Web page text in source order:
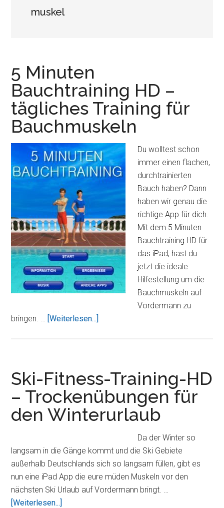
muskel
5 Minuten
Bauchtraining HD –
tägliches Training für
Bauchmuskeln
Du wolltest schon
immer einen flachen,
durchtrainierten
Bauch haben? Dann
haben wir genau die
richtige App für dich.
Mit dem 5 Minuten
Bauchtraining HD für
das iPad, hast du
jetzt die ideale
Hilfestellung um die
Bauchmuskeln auf
Vordermann zu
bringen. … [Weiterlesen...]
tägliches
Training
für
Bauchmuskeln
Ski-Fitness-Training-HD
– Trockenübungen für
den Winterurlaub
Da der Winter so
langsam in die Gänge kommt und die Ski Gebiete
außerhalb Deutschlands sich so langsam füllen, gibt es
nun eine iPad App die eure müden Muskeln vor den
nächsten Ski Urlaub auf Vordermann bringt. …
[Weiterlesen...]